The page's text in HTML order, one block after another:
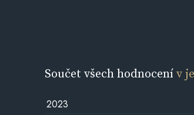
Součet všech hodnocenív
2023